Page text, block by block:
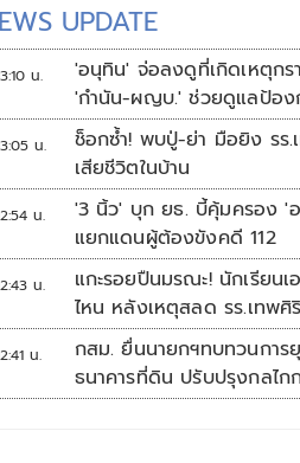
UPDATE
น.
'อนุทิน' จ่อลงดูที่เกิดเหตุกร
'กำนัน-ผญบ.' ช่วยดูแลป้อง
น.
ช็อกซ้ำ! พบปู่-ย่า มือยิง รร.
เสียชีวิตในบ้าน
น.
'3 นิ้ว' บุก ยธ. บี้คุ้มครอง '
แยกแดนผู้ต้องขังคดี 112
น.
แกะรอยปืนมรณะ! นักเรียนเ
ไหน หลังเหตุสลด รร.เทพศิ
นนทบุรี
น.
กสม. ยื่นนายกฯทบทวนการ
ธนาคารที่ดิน ปรับปรุงกลไก
ปัญหาความเหลื่อมล้ำ